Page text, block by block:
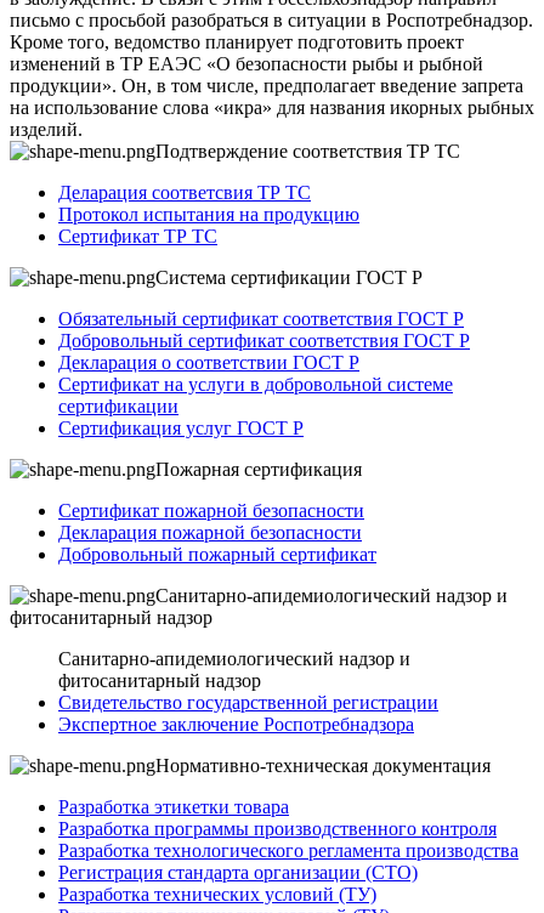
письмо с просьбой разобраться в ситуации в Роспотребнадзор.
Кроме того, ведомство планирует подготовить проект
изменений в ТР ЕАЭС «О безопасности рыбы и рыбной
продукции». Он, в том числе, предполагает введение запрета
на использование слова «икра» для названия икорных рыбных
изделий.
Подтверждение соответствия ТР ТС
Деларация соответсвия ТР ТС
Протокол испытания на продукцию
Сертификат ТР ТС
Система сертификации ГОСТ Р
Обязательный сертификат соответствия ГОСТ Р
Добровольный сертификат соответствия ГОСТ Р
Декларация о соответствии ГОСТ Р
Сертификат на услуги в добровольной системе
сертификации
Сертификация услуг ГОСТ Р
Пожарная сертификация
Сертификат пожарной безопасности
Декларация пожарной безопасности
Добровольный пожарный сертификат
Санитарно-апидемиологический надзор и
фитосанитарный надзор
Санитарно-апидемиологический надзор и
фитосанитарный надзор
Свидетельство государственной регистрации
Экспертное заключение Роспотребнадзора
Нормативно-техническая документация
Разработка этикетки товара
Разработка программы производственного контроля
Разработка технологического регламента производства
Регистрация стандарта организации (СТО)
Разработка технических условий (ТУ)